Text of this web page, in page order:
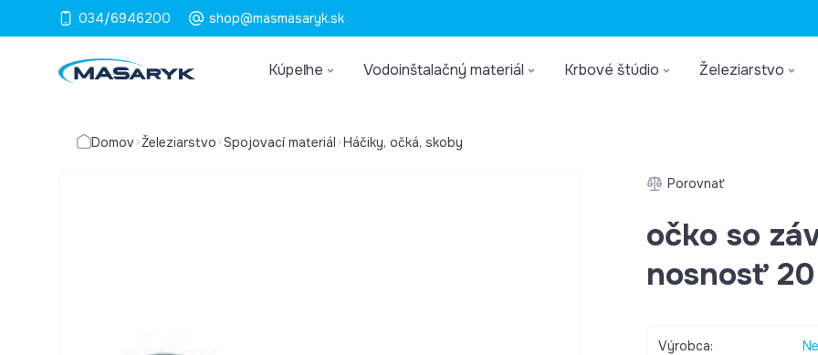
034/6946200 shop@masmasaryk.sk
Kúpeľne Vodoinštalačný materiál Krbové štúdio Železiarstvo
Domov Železiarstvo Spojovací materiál Háčiky, očká, skoby
Porovnať
očko so
nosnosť
Výrobca: